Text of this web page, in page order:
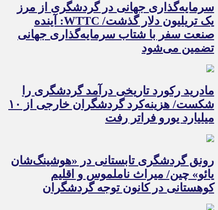
سرمایه‌گذاری جهانی در گردشگری از مرز
یک تریلیون دلار گذشت/ WTTC: آینده
صنعت سفر با شتاب سرمایه‌گذاری جهانی
تضمین می‌شود
مادرید رکورد تاریخی درآمد گردشگری را
شکست/ هزینه‌کرد گردشگران خارجی از ۱۰
میلیارد یورو فراتر رفت
رونق گردشگری تابستانی در «هوشینگ‌شان
یائو» چین/ میراث ناملموس و اقلیم
کوهستانی در کانون توجه گردشگران